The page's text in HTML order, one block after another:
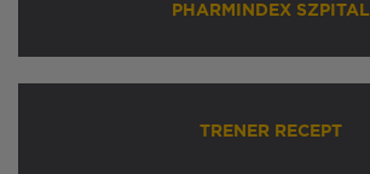
PHARMINDEX SZPITAL
TRENER RECEPT